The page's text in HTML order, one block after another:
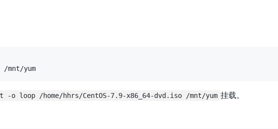
mnt/yum
-o loop /home/hhrs/CentOS-7.9-x86_64-dvd.iso /mnt/yum 挂载。